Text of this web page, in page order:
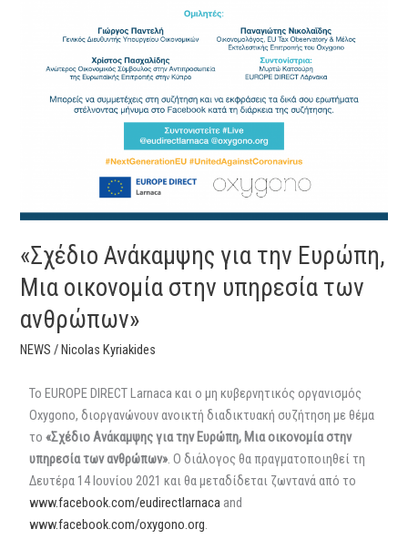
«Σχέδιο Ανάκαμψης για την Ευρώπη,
Μια οικονομία στην υπηρεσία των
ανθρώπων»
NEWS / Nicolas Kyriakides
To EUROPE DIRECT Larnaca και ο μη κυβερνητικός οργανισμός
Oxygono, διοργανώνουν ανοικτή διαδικτυακή συζήτηση με θέμα
το«Σχέδιο Ανάκαμψης για την Ευρώπη, Μια οικονομία στην
υπηρεσία των ανθρώπων». Ο διάλογος θα πραγματοποιηθεί τη
Δευτέρα 14 Ιουνίου 2021 και θα μεταδίδεται ζωντανά από το
www.facebook.com/eudirectlarnaca and
www.facebook.com/oxygono.org.